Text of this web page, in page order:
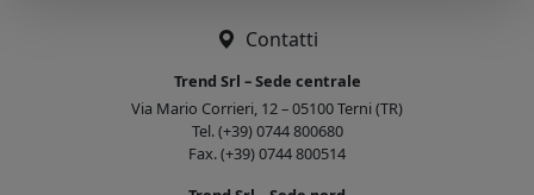
Contatti
Trend Srl – Sede centrale
Via Mario Corrieri, 12 – 05100 Terni (TR)
Tel. (+39) 0744 800680
Fax. (+39) 0744 800514